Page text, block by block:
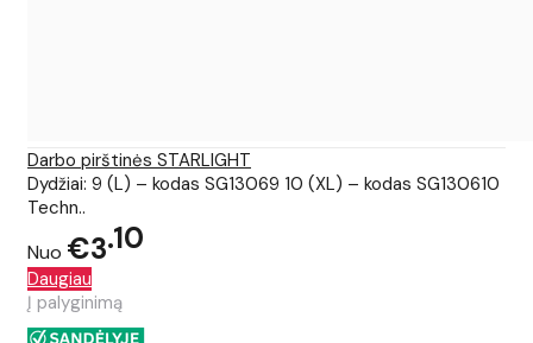
Darbo pirštinės STARLIGHT
Dydžiai: 9 (L) – kodas SG13069 10 (XL) – kodas SG130610
Techn..
Nuo €3 10
Daugiau
Į palyginimą